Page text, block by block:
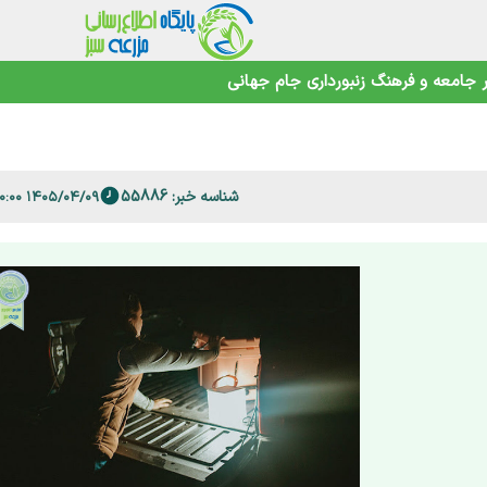
جامعه و فرهنگ زنبورداری جام جهانی
شناسه خبر: 55886 ۱۴۰۵/۰۴/۰۹ ۱۱:۰۰:۰۰